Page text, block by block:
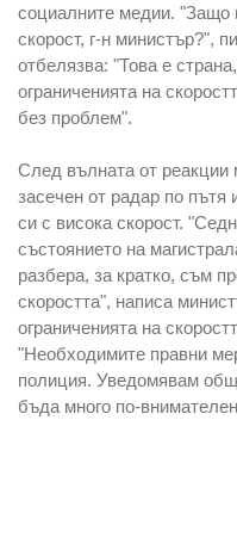
социалните медии. "Защо
скорост, г-н министър?",
отбелязва: "Това е
ограниченията на
без проблем".
След вълната от
засечен от радар по
си с висока скорост.
състоянието на
разбера, за кратко, съм
скоростта", написа
ограниченията на
"Необходимите правни
полиция. Уведомявам
бъда много по-